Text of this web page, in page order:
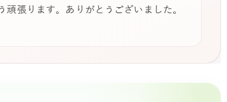
張ります。ありがとうございました。